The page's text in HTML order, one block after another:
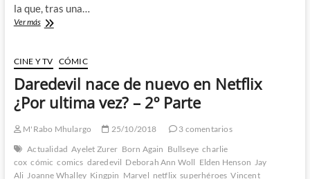
la que, tras una…
Ver másDaredevil:
–
De
la
nos
librado
1º
Parte
CINE Y TV CÓMIC
Daredevil nace de nuevo en Netflix
¿Por ultima vez? – 2º Parte
M'Rabo Mhulargo 25/10/2018
3 comentarios
Actualidad Ayelet Zurer Born Again Bullseye charlie
cox cómic comics daredevil Deborah Ann Woll Elden Henson Jay
Ali Joanne Whalley Kingpin Marvel netflix superhéroes Vincent